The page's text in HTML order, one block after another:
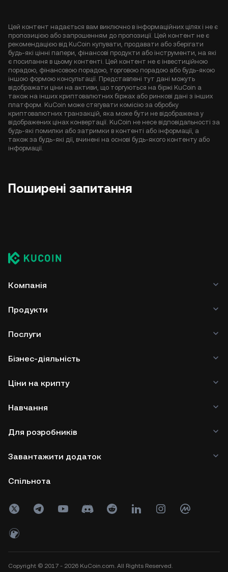
Цей контент надається вам виключно в інформаційних цілях і не є
пропозицією або запрошенням до пропозиції. Цей контент не є
рекомендацією від KuCoin купувати, продавати або зберігати
будь-які цінні папери, фінансові продукти або інструменти, на які
є посилання в цьому контенті. Цей контент не є інвестиційною
порадою, фінансовою порадою, торговою порадою або будь-якою
іншою формою консультації. Представлені тут дані можуть
відображати ціни на активи, що торгуються на біржі KuCoin а
також на інших криптовалютних біржах або ринкові дані з інших
платформ. KuCoin може стягувати комісію за обробку
криптовалютних транзакцій, яка може бути не відображена у
відображених цінах конвертації. KuCoin не несе відповідальності за
будь-які помилки або затримки в контенті або інформації, а
також за будь-які дії, вчинені на основі будь-якого контенту або
інформації.
Поширені запитання
Компанія
Продукти
Послуги
Бізнес-діяльність
Ціни на крипту
Навчання
Для розробників
Завантажити додаток
Спільнота
Copyright © 2017 - 2026 KuCoin.com. All Rights Reserved.